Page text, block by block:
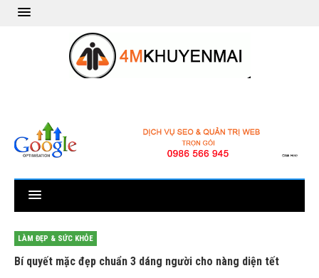
LÀM ĐẸP & SỨC KHỎE
Bí quyết mặc đẹp chuẩn 3 dáng người cho nàng diện tết